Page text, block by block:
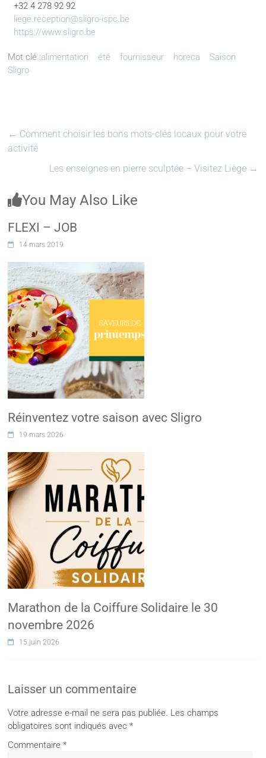
+32 4 278 92 92
liege.reception@sligro-ispc.be
https://www.sligro.be
Mot clé :alimentation été fournisseur horeca
Saison
Sligro
← Comment choisir les bons mots-clés locaux pour votre
activité
Les enseignes en pierre sculptée – Visitez Liège →
You May Also Like
FLEXI – JOB
14 mars 2019
Réinventez votre saison avec Sligro
19 mars 2026
Marathon de la Coiffure Solidaire le 30
novembre 2026
15 juin 2026
Laisser un commentaire
Votre adresse e-mail ne sera pas publiée. Les champs
obligatoires sont indiqués avec*
Commentaire*